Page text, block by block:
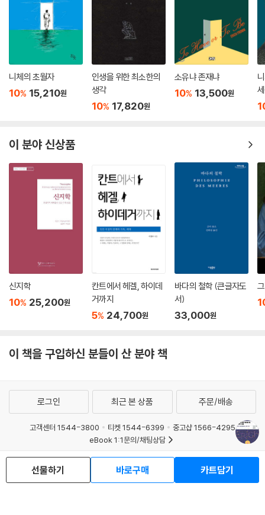
니체의 초월자
10% 15,210원
인생을 위한 최소한의
생각
10% 17,820원
소유냐 존재냐
10% 13,500원
이 분야 신상품
신지학
10% 25,200원
칸트에서 헤겔, 하이데
거까지
5% 24,700원
바다의 철학 (큰글자도
서)
33,000원
이 책을 구입하신 분들이 산 분야 책
선물하기 바로구매 카트담기
로그인 최근 본 상품 주문/배송
고객센터 1544-3800 티켓 1544-6399
중고샵 1566-4295
eBook 1:1문의/채팅상담
예스이십사(주) 사업자 정보
이용약관
개인정보처리방침
청소년보호정책